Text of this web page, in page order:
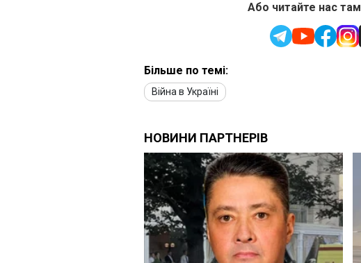
Або читайте нас
Більше по темі:
Війна в Україні